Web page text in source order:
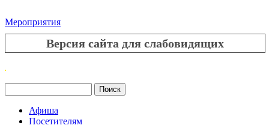
Мероприятия
Версия сайта для слабовидящих
Афиша
Посетителям